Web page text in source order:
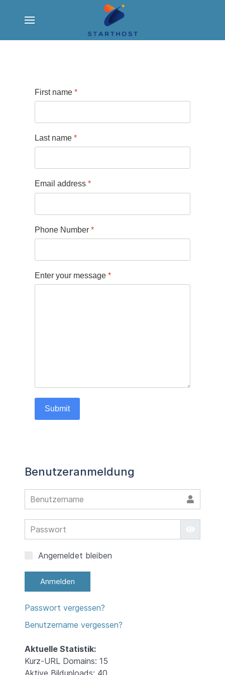
First name *
Last name *
Email address *
Phone Number *
Enter your message *
Submit
Benutzeranmeldung
Angemeldet bleiben
Anmelden
Passwort vergessen?
Benutzername vergessen?
Aktuelle Statistik:
Kurz-URL Domains: 15
Aktive Bilduploads: 40